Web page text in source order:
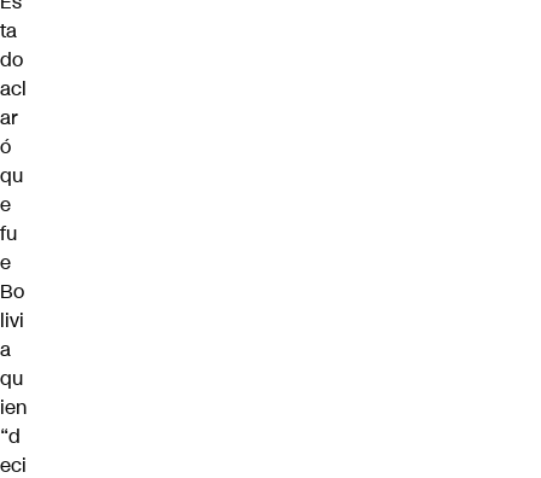
ta
do
acl
ar
ó
qu
e
fu
e
Bo
livi
a
qu
ien
“d
eci